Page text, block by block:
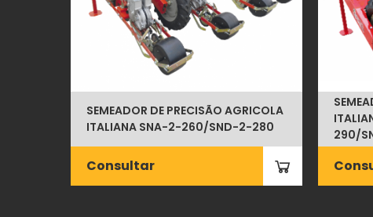
SEMEADOR DE PRECISÃO AGRICOLA
ITALIANA SNA-2-260/SND-2-280
Consultar
290/